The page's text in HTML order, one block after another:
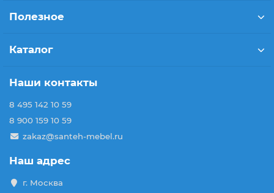
Полезное
Каталог
Наши контакты
8 495 142 10 59
8 900 159 10 59
zakaz@santeh-mebel.ru
Наш адрес
г. Москва